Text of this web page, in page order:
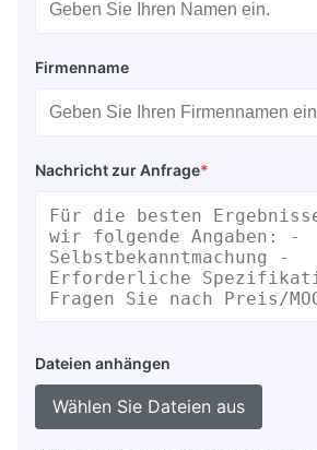
Firmenname
Nachricht zur Anfrage*
Dateien anhängen
Wählen Sie Dateien aus